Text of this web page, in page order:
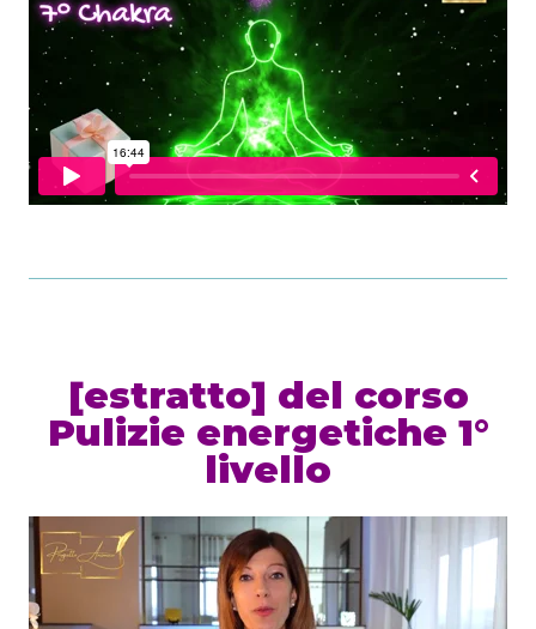
[estratto] del corso
Pulizie energetiche 1°
livello